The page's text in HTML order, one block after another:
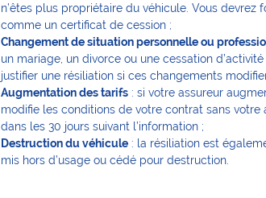
n’êtes plus propriétaire du véhicule. Vous devrez
comme un certificat de cession ;
Changement de situation personnelle ou
un mariage, un divorce ou une cessation
justifier une résiliation si ces changements
Augmentation des tarifs : si votre assureur
modifie les conditions de votre contrat sans votre
dans les 30 jours suivant l’information ;
Destruction du véhicule : la résiliation est
mis hors d’usage ou cédé pour destruction.